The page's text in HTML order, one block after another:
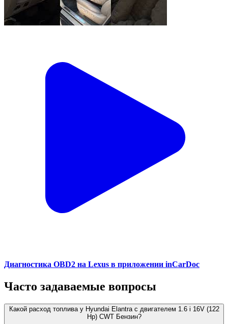
Диагностика OBD2 на Lexus в приложении inCarDoc
Часто задаваемые вопросы
Какой расход топлива у Hyundai Elantra с двигателем 1.6 i 16V (122
Hp) CWT Бензин?